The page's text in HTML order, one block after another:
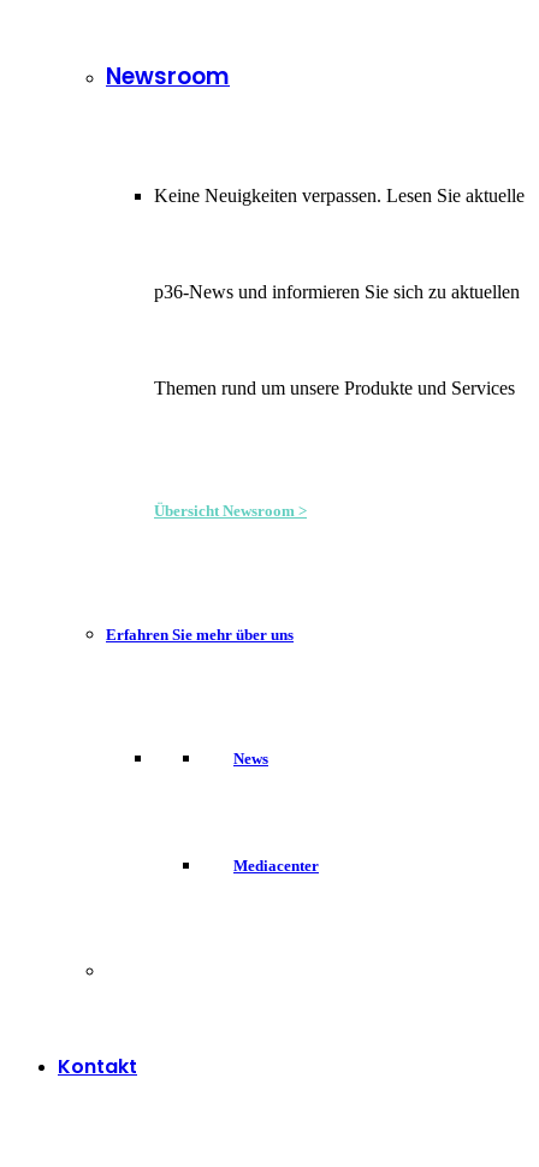
Newsroom
Keine Neuigkeiten verpassen. Lesen Sie aktuelle
p36-News und informieren Sie sich zu aktuellen
Themen rund um unsere Produkte und Services
Übersicht Newsroom >
Erfahren Sie mehr über uns
News
Mediacenter
Kontakt